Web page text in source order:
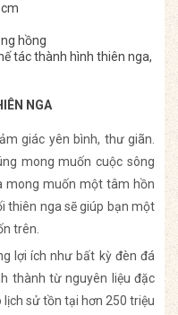
hồng
tác thành hình thiên nga,
NGA
giác yên bình, thư giãn.
mong muốn cuộc sông
mong muốn một tâm hồn
thiên nga sẽ giúp bạn một
trên.
lợi ích như bất kỳ đèn đá
thành từ nguyên liệu đặc
sử tồn tại hơn 250 triệu